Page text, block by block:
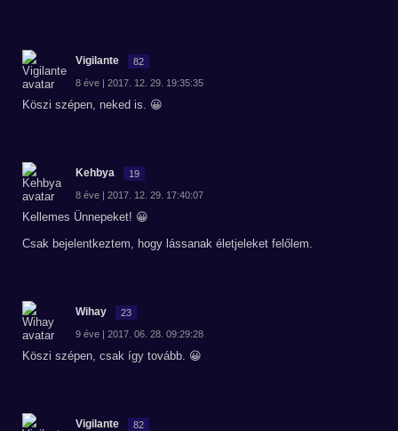
Vigilante 82
8 éve | 2017. 12. 29. 19:35:35
Köszi szépen, neked is. 😀
Kehbya 19
8 éve | 2017. 12. 29. 17:40:07
Kellemes Ünnepeket! 😀
Csak bejelentkeztem, hogy lássanak életjeleket felőlem.
Wihay 23
9 éve | 2017. 06. 28. 09:29:28
Köszi szépen, csak így tovább. 😀
Vigilante 82